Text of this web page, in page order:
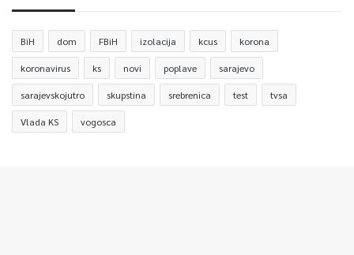
BiH dom FBiH izolacija kcus korona
koronavirus ks novi poplave sarajevo
sarajevskojutro skupstina srebrenica test tvsa
Vlada KS vogosca